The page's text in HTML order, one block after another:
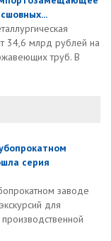
34,6 млрд рублей на
труб. В
серия
заводе
для